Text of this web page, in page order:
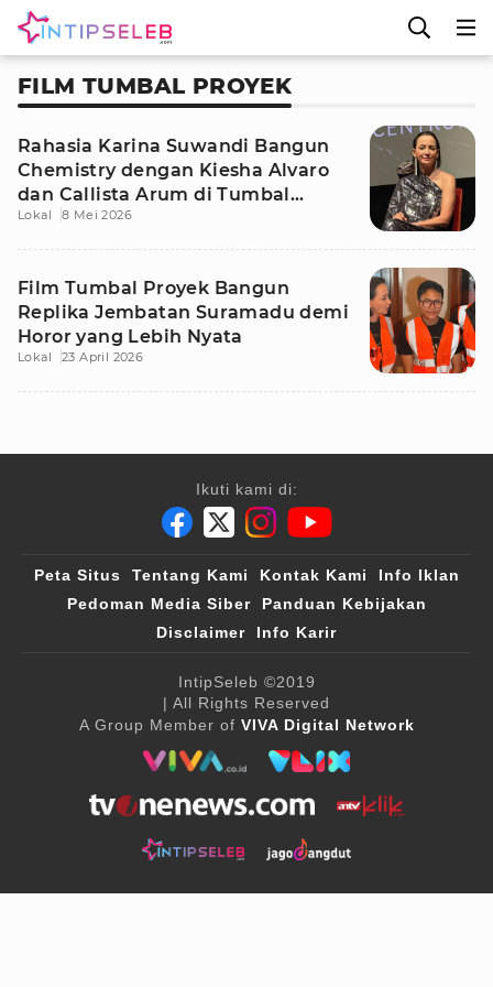
FILM TUMBAL PROYEK
Rahasia Karina Suwandi Bangun
Chemistry dengan Kiesha Alvaro
dan Callista Arum di Tumbal
Proyek
Lokal 8 Mei 2026
Film Tumbal Proyek Bangun
Replika Jembatan Suramadu demi
Horor yang Lebih Nyata
Lokal 23 April 2026
Ikuti kami di:
Peta Situs Tentang Kami Kontak Kami
Info Iklan
Pedoman Media Siber
Panduan Kebijakan
Disclaimer
Info Karir
IntipSeleb ©2019
| All Rights Reserved
A Group Member of VIVA Digital Network